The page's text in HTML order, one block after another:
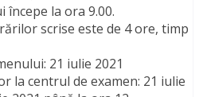
începe la ora 9.00.
scrise este de 4 ore, timp
21 iulie 2021
la centrul de examen: 21 iulie